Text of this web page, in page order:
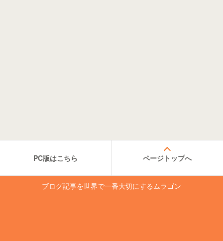
PC版はこちら ページトップへ
ブログ記事を世界で一番大切にするムラゴン